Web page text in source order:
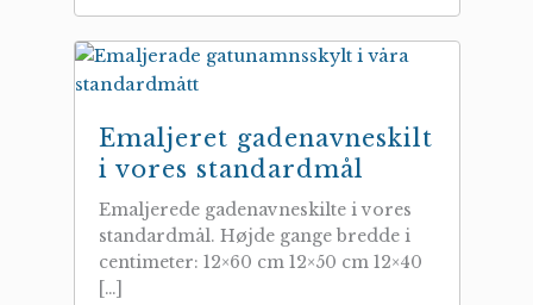
Emaljeret gadenavneskilt
i vores standardmål
Emaljerede gadenavneskilte i vores
standardmål. Højde gange bredde i
centimeter: 12×60 cm 12×50 cm 12×40
[…]